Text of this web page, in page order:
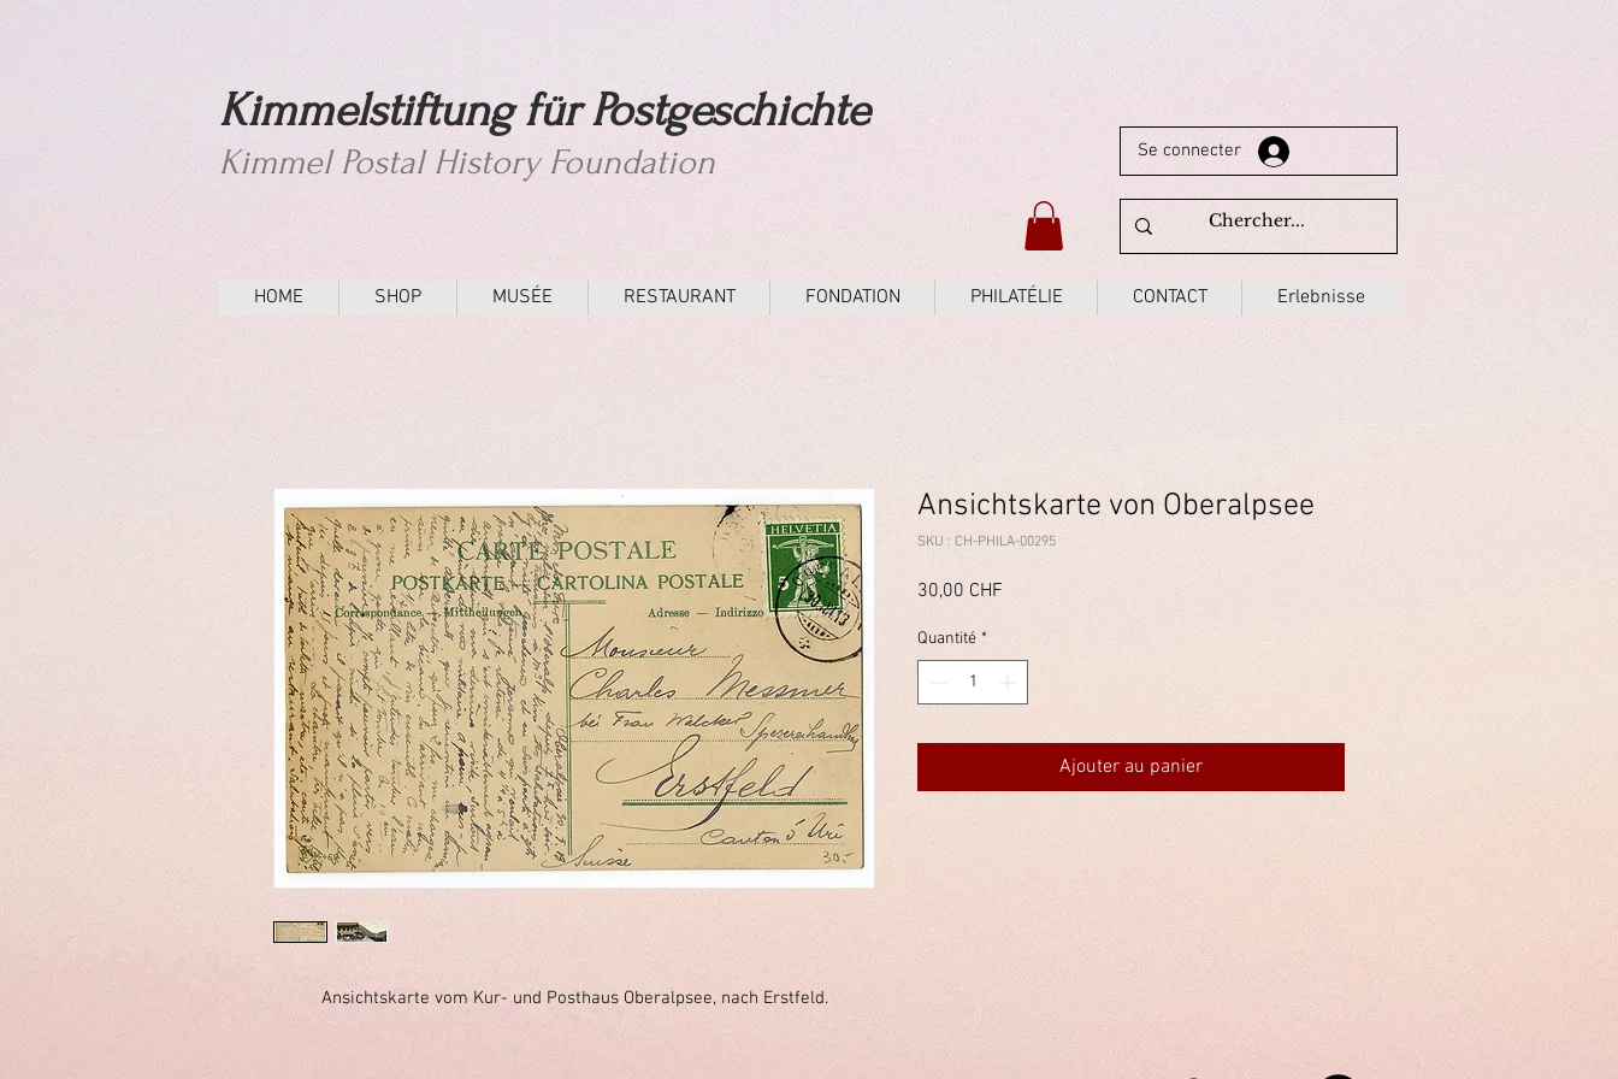
Kimmelstiftung für Postgeschichte
Kimmel Postal History Foundation Se connecter
HOME SHOP MUSÉE RESTAURANT FONDATION PHILATÉLIE CONTACT Erlebnisse
Ansichtskarte vom Kur- und Posthaus Oberalpsee, nach Erstfeld.
Ansichtskarte von Oberalpsee
SKU : CH-PHILA-00295
30,00 CHF
Quantité *
Ajouter au panier